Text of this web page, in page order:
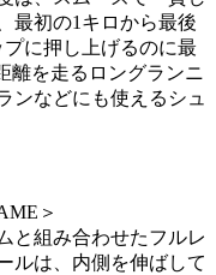
最初の1キロから最後
に押し上げるのに最
離を走るロングランニ
ンなどにも使えるシュ
＞
と組み合わせたフルレ
ルは、内側を伸ばして